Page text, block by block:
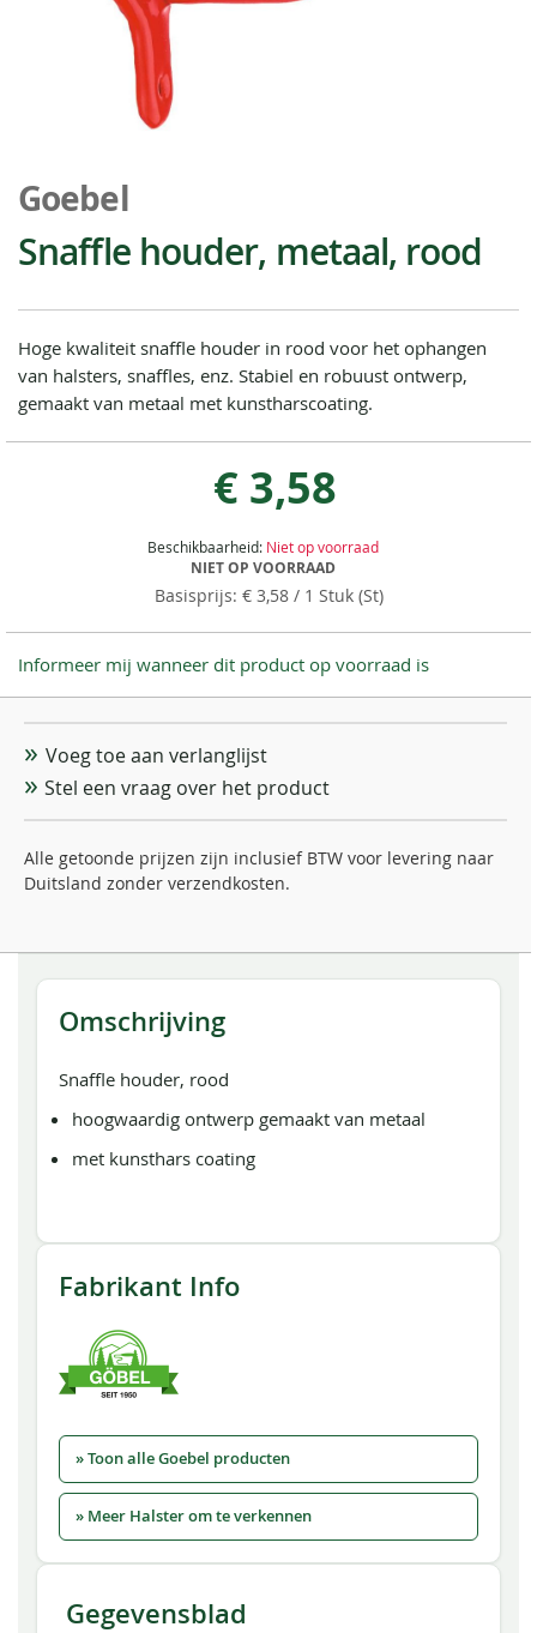
naar
het
begin
van
gallerij
Goebel
Snaffle houder, metaal, rood
Hoge kwaliteit snaffle houder in rood voor het ophangen
van halsters, snaffles, enz. Stabiel en robuust ontwerp,
gemaakt van metaal met kunstharscoating.
€ 3,58
€ 3,58/ 1 Stuk (St)
Beschikbaarheid: Niet op voorraad
NIET OP VOORRAAD
Informeer mij wanneer dit product op voorraad is
Voeg toe aan verlanglijst
Stel een vraag over het product
Alle getoonde prijzen zijn inclusief BTW voor levering naar
Duitsland zonder verzendkosten.
Omschrijving
Snaffle houder, rood
hoogwaardig ontwerp gemaakt van metaal
met kunsthars coating
Fabrikant Info
» Toon alle Goebel producten
» Meer Halster om te verkennen
Gegevensblad